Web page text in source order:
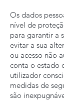
Os dados
nível de
para garantir a
evitar a sua
ou acesso não
conta o estado
utilizador
medidas de
são